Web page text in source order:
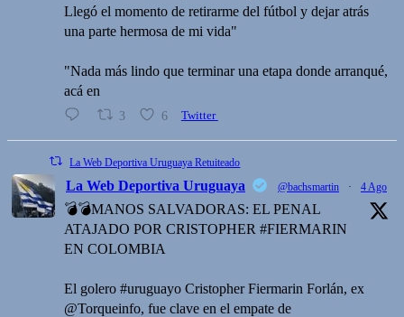
Llegó el momento de retirarme del fútbol y dejar atrás
una parte hermosa de mi vida"
"Nada más lindo que terminar una etapa donde arranqué,
acá en
3 6 Twitter
La Web Deportiva Uruguaya Retuiteado
La Web Deportiva Uruguaya @bachsmartin · 4 Ago
💣💣MANOS SALVADORAS: EL PENAL
ATAJADO POR CRISTOPHER #FIERMARIN
EN COLOMBIA
El golero #uruguayo Cristopher Fiermarin Forlán, ex
@Torqueinfo, fue clave en el empate de